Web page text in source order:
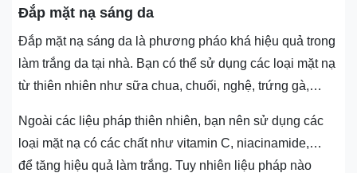
Đắp mặt nạ sáng da
Đắp mặt nạ sáng da là phương pháo khá hiệu quả trong
làm trắng da tại nhà. Bạn có thể sử dụng các loại mặt nạ
từ thiên nhiên như sữa chua, chuối, nghệ, trứng gà,…
Ngoài các liệu pháp thiên nhiên, bạn nên sử dụng các
loại mặt nạ có các chất như vitamin C, niacinamide,…
để tăng hiệu quả làm trắng. Tuy nhiên liệu pháp nào